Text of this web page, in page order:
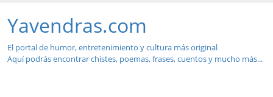
Yavendras.com
El portal de humor, entretenimiento y cultura más original
Aquí podrás encontrar chistes, poemas, frases, cuentos y mucho más...